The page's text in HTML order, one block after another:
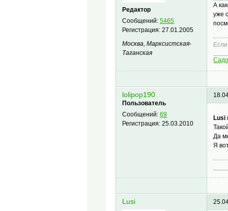
Редактор
Сообщений:5465
Регистрация:27.01.2005
Москва, Марксистская-
Таганская
А
уже
lolipop190
Пользователь
Сообщений:69
Регистрация:25.03.2010
Lusi
Да
Я
Lusi